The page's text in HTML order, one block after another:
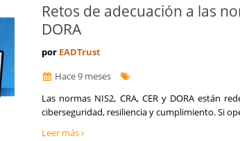
Retos de adecuación a las
DORA
por EADTrust
Hace 9 meses
Las normas NIS2, CRA, CER y DORA están
ciberseguridad, resiliencia y cumplimiento. Si
Leer más